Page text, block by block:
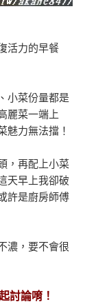
活力的早餐
小菜份量都是
麗菜一端上
魅力無法擋！
，再配上小菜
天早上我卻破
許是廚房師傅
濃，要不會很
討論唷！